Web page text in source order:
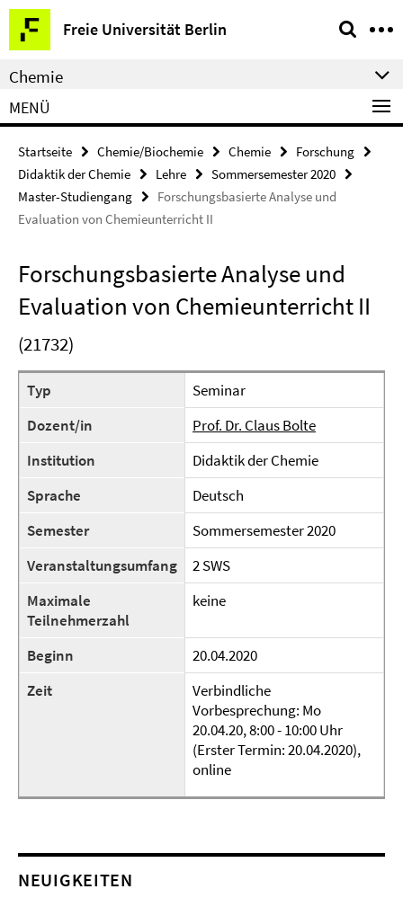
Springe
direkt
zu
Inhalt
Freie Universität Berlin
Service-
Navigation
Chemie
MENÜ
Startseite Chemie/Biochemie Chemie
Forschung
Didaktik der Chemie
Lehre
Sommersemester 2020
Master-Studiengang
Forschungsbasierte Analyse und
Evaluation von Chemieunterricht II
Forschungsbasierte Analyse und
Evaluation von Chemieunterricht II
(21732)
Typ
Seminar
Dozent/in
Prof. Dr. Claus Bolte
Institution
Didaktik der Chemie
Sprache
Deutsch
Semester
Sommersemester 2020
Veranstaltungsumfang
2 SWS
Maximale
Teilnehmerzahl
keine
Beginn
20.04.2020
Zeit
Verbindliche
Vorbesprechung: Mo
20.04.20, 8:00 - 10:00 Uhr
(Erster Termin: 20.04.2020),
online
NEUIGKEITEN